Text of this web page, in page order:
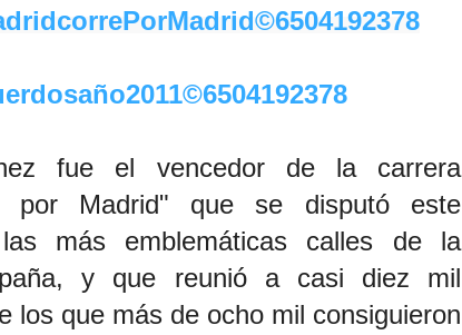
fue el vencedor de la carrera
por Madrid" que se disputó este
más emblemáticas calles de la
y que reunió a casi diez mil
los que más de ocho mil consiguieron